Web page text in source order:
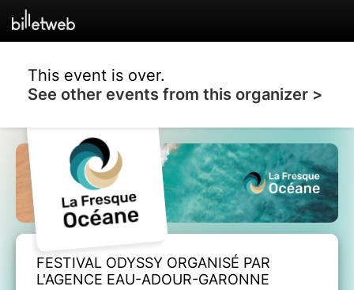
This event is over.
See other events from this organizer >
FESTIVAL ODYSSY ORGANISÉ PAR
L'AGENCE EAU-ADOUR-GARONNE